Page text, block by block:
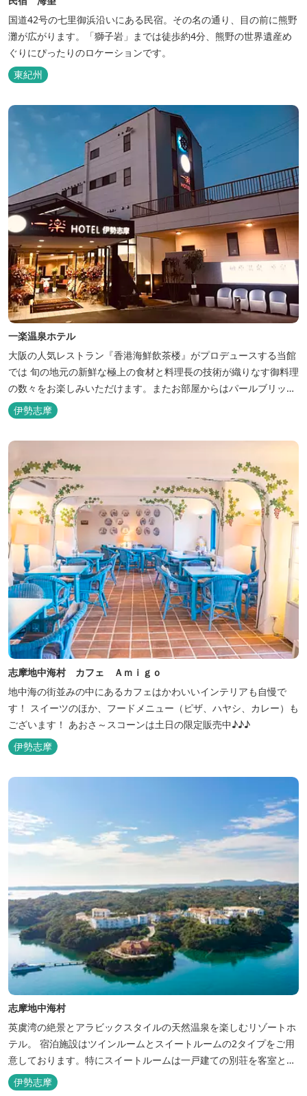
国道42号の七里御浜沿いにある民宿。その名の通り、目の前に熊野
灘が広がります。「獅子岩」までは徒歩約4分、熊野の世界遺産め
ぐりにぴったりのロケーションです。
東紀州
一楽温泉ホテル
大阪の人気レストラン『香港海鮮飲茶楼』がプロデュースする当館
では 旬の地元の新鮮な極上の食材と料理長の技術が織りなす御料理
の数々をお楽しみいただけます。またお部屋からはパールブリッジ
や真珠筏など、美しい景色が一望できます。「美肌の湯」として有
名な榊原温泉の運び湯を使用した大浴場も完備。
伊勢志摩
志摩地中海村 カフェ Ａｍｉｇｏ
地中海の街並みの中にあるカフェはかわいいインテリアも自慢で
す！ スイーツのほか、フードメニュー（ピザ、ハヤシ、カレー）も
ございます！ あおさ～スコーンは土日の限定販売中♪♪♪
伊勢志摩
志摩地中海村
英虞湾の絶景とアラビックスタイルの天然温泉を楽しむリゾートホ
テル。 宿泊施設はツインルームとスイートルームの2タイプをご用
意しております。特にスイートルームは一戸建ての別荘を客室とし
てリニューアル♪120平米の驚きの広さとこだわりの調度品が自慢
です！ スペイン１ツ星レストランと提携したレストランでのお食事
伊勢志摩